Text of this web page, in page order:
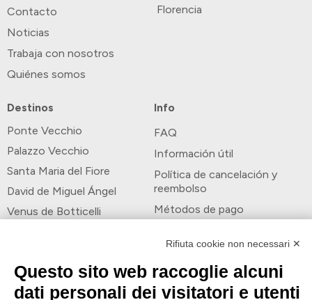
Contacto
Noticias
Trabaja con nosotros
Quiénes somos
Florencia
Destinos
Ponte Vecchio
Palazzo Vecchio
Santa Maria del Fiore
David de Miguel Ángel
Venus de Botticelli
Info
FAQ
Información útil
Política de cancelación y
reembolso
Métodos de pago
Formas de pago
Síguenos
Rifiuta cookie non necessari ✕
Questo sito web raccoglie alcuni
dati personali dei visitatori e utenti